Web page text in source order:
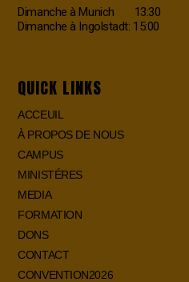
Dimanche à Munich 13:30
Dimanche à Ingolstadt: 15:00
QUICK LINKS
ACCEUIL
À PROPOS DE NOUS
CAMPUS
MINISTÉRES
MEDIA
FORMATION
DONS
CONTACT
CONVENTION2026